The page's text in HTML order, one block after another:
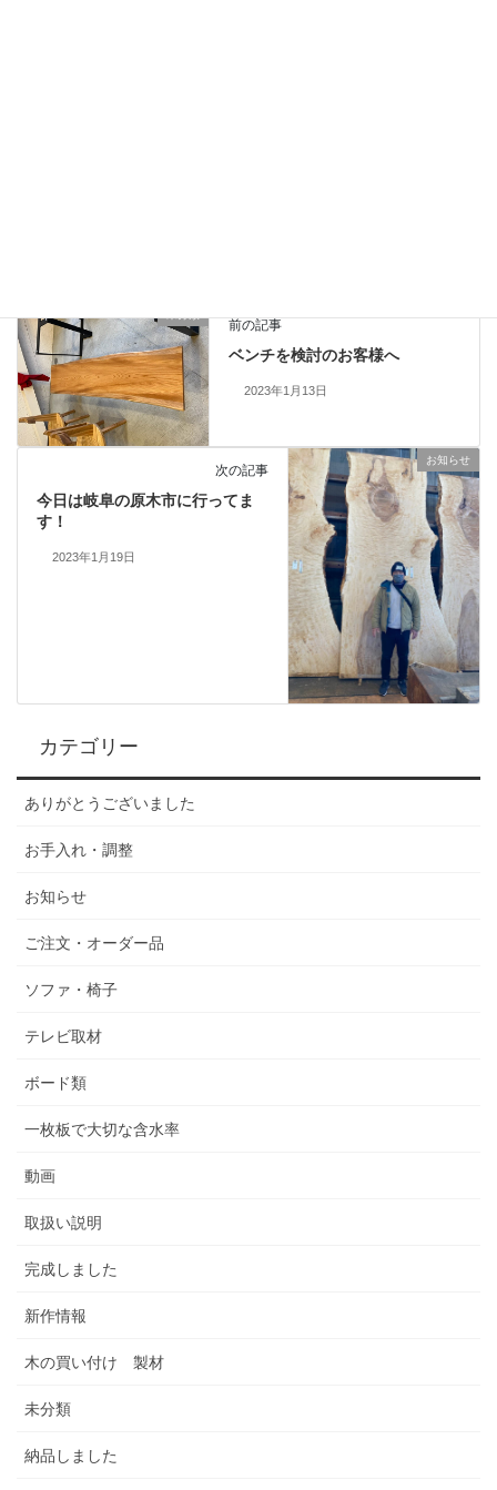
前の記事
ベンチを検討のお客様へ
2023年1月13日
お知らせ
次の記事
今日は岐阜の原木市に行ってま
す！
2023年1月19日
カテゴリー
ありがとうございました
お手入れ・調整
お知らせ
ご注文・オーダー品
ソファ・椅子
テレビ取材
ボード類
一枚板で大切な含水率
動画
取扱い説明
完成しました
新作情報
木の買い付け 製材
未分類
納品しました